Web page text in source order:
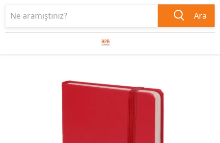
Ara